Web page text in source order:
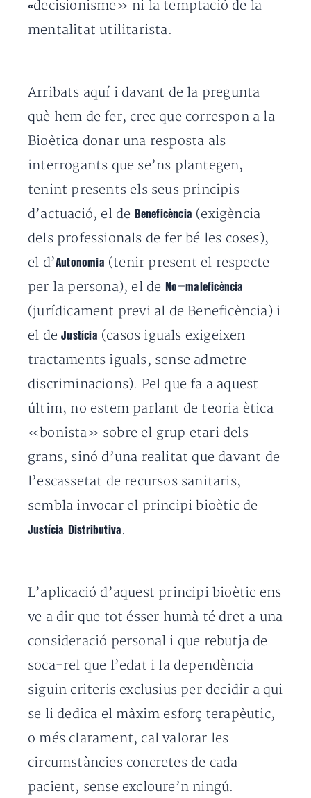
«decisionisme» ni la temptació de la
mentalitat utilitarista.
Arribats aquí i davant de la pregunta
què hem de fer, crec que correspon a la
Bioètica donar una resposta als
interrogants que se’ns plantegen,
tenint presents els seus principis
d’actuació, el de
Beneficència (exigència
dels professionals de fer bé les coses),
el d’Autonomia (tenir present el respecte
per la persona), el de
No–maleficència
(jurídicament previ al de Beneficència) i
el deJustícia (casos iguals exigeixen
tractaments iguals, sense admetre
discriminacions). Pel que fa a aquest
últim, no estem parlant de teoria ètica
«bonista» sobre el grup etari dels
grans, sinó d’una realitat que davant de
l’escassetat de recursos sanitaris,
sembla invocar el principi bioètic de
Justícia Distributiva .
L’aplicació d’aquest principi bioètic ens
ve a dir que tot ésser humà té dret a una
consideració personal i que rebutja de
soca-rel que l’edat i la dependència
siguin criteris exclusius per decidir a qui
se li dedica el màxim esforç terapèutic,
o més clarament, cal valorar les
circumstàncies concretes de cada
pacient, sense excloure’n ningú.